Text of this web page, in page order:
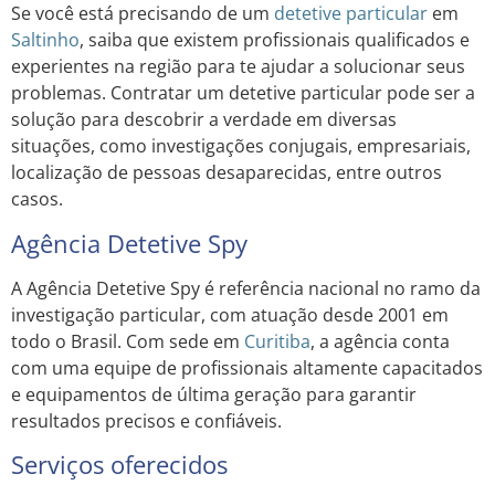
Se você está precisando de um detetive particular em
Saltinho, saiba que existem profissionais qualificados e
experientes na região para te ajudar a solucionar seus
problemas. Contratar um detetive particular pode ser a
solução para descobrir a verdade em diversas
situações, como investigações conjugais, empresariais,
localização de pessoas desaparecidas, entre outros
casos.
Agência Detetive Spy
A Agência Detetive Spy é referência nacional no ramo da
investigação particular, com atuação desde 2001 em
todo o Brasil. Com sede em Curitiba, a agência conta
com uma equipe de profissionais altamente capacitados
e equipamentos de última geração para garantir
resultados precisos e confiáveis.
Serviços oferecidos